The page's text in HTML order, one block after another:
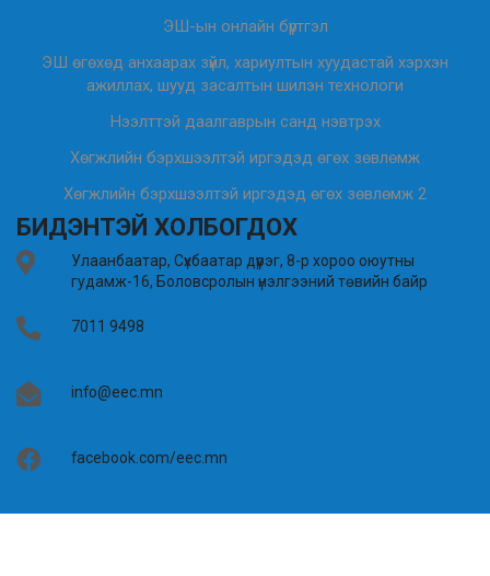
ЭШ-ын онлайн бүртгэл
ЭШ өгөхөд анхаарах зүйл, хариултын хуудастай хэрхэн
ажиллах, шууд засалтын шилэн технологи
Нээлттэй даалгаврын санд нэвтрэх
Хөгжлийн бэрхшээлтэй иргэдэд өгөх зөвлөмж
Хөгжлийн бэрхшээлтэй иргэдэд өгөх зөвлөмж 2
БИДЭНТЭЙ ХОЛБОГДОХ
Улаанбаатар, Сүхбаатар дүүрэг, 8-р хороо оюутны
гудамж-16, Боловсролын үнэлгээний төвийн байр
7011 9498
info@eec.mn
facebook.com/eec.mn